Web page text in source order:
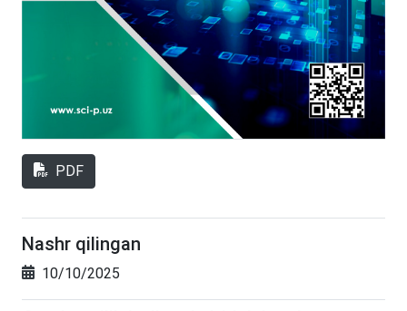
PDF
Nashr qilingan
10/10/2025